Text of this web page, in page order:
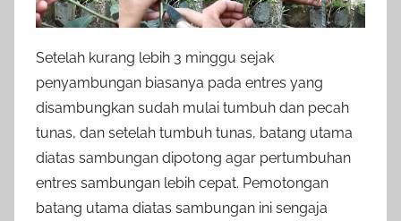
Setelah kurang lebih 3 minggu sejak
penyambungan biasanya pada entres yang
disambungkan sudah mulai tumbuh dan pecah
tunas, dan setelah tumbuh tunas, batang utama
diatas sambungan dipotong agar pertumbuhan
entres sambungan lebih cepat. Pemotongan
batang utama diatas sambungan ini sengaja